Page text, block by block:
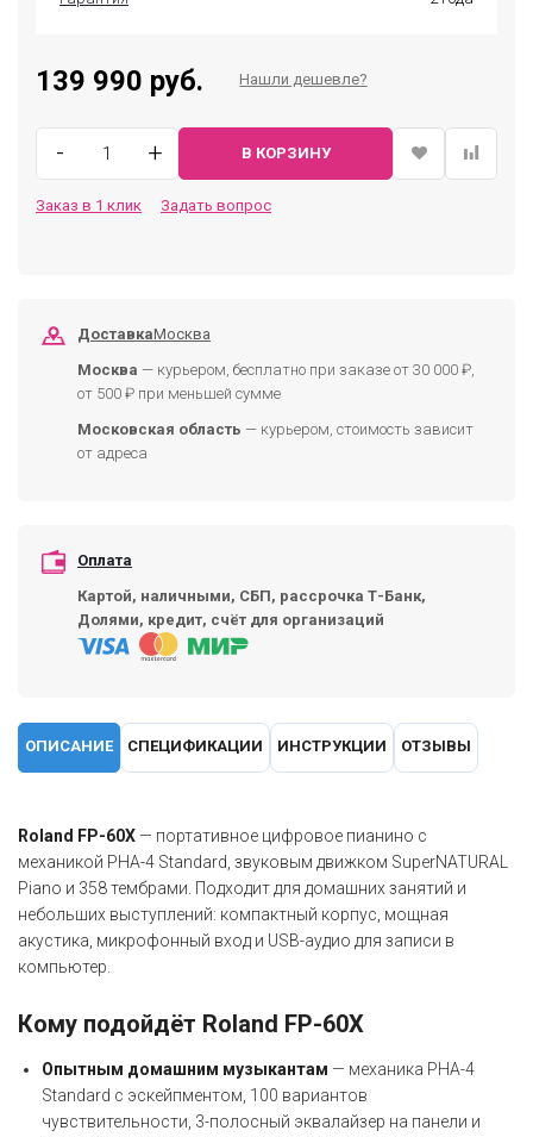
139 990 руб. Нашли дешевле?
- + В КОРЗИНУ
Заказ в 1 клик Задать вопрос
ДоставкаМосква
Москва — курьером, бесплатно при заказе от 30 000 ₽,
от 500 ₽ при меньшей сумме
Московская область — курьером, стоимость зависит
от адреса
Оплата
Картой, наличными, СБП, рассрочка Т-Банк,
Долями, кредит, счёт для организаций
ОПИСАНИЕ СПЕЦИФИКАЦИИ ИНСТРУКЦИИ ОТЗЫВЫ
Roland FP-60X — портативное цифровое пианино с
механикой PHA-4 Standard, звуковым движком SuperNATURAL
Piano и 358 тембрами. Подходит для домашних занятий и
небольших выступлений: компактный корпус, мощная
акустика, микрофонный вход и USB-аудио для записи в
компьютер.
Кому подойдёт Roland FP-60X
Опытным домашним музыкантам — механика PHA-4
Standard с эскейпментом, 100 вариантов
чувствительности, 3-полосный эквалайзер на панели и